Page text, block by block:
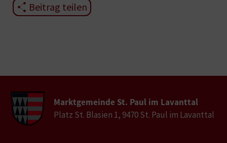
Beitrag teilen
Marktgemeinde St. Paul im Lavanttal
Platz St. Blasien 1, 9470 St. Paul im Lavanttal